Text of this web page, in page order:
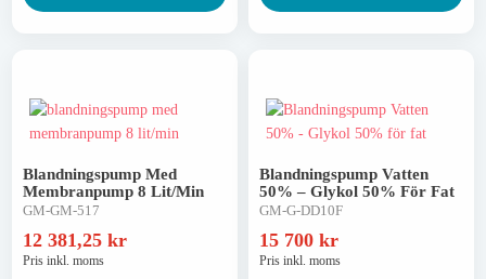
Asfaltgryta & Asfaltkokare
Asfaltklister & Bitumen
Blandningspump Med
Membranpump 8 Lit/min
GM-GM-517
12 381,25 kr
Pris inkl. moms
Blandningspump Vatten
50% – Glykol 50% För Fat
GM-G-DD10F
15 700 kr
Pris inkl. moms